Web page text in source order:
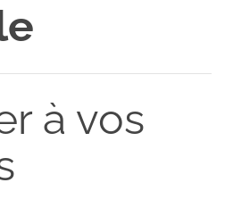
à vos